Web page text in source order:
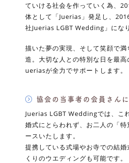
ていける社会を作っていく為、
体として「Juerias」発足し、
社Juerias LGBT Wedding」にな
描いた夢の実現、そして笑顔で
造。大切な人との特別な日を最高
ueriasが全力でサポートします。
協会の当事者の会員さん
Juerias LGBT Weddingでは、こ
婚式にとらわれず、お二人の「特
ースいたします。
提携している式場やお寺での結
くりのウエディングも可能です。